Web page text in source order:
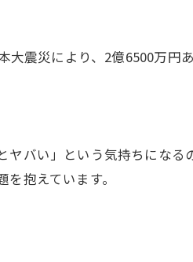
震災により、2億6500万円
バい」という気持ちになる
抱えています。